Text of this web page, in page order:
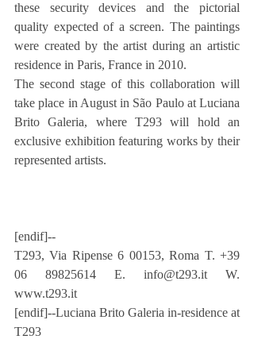
these security devices and the pictorial
quality expected of a screen. The paintings
were created by the artist during an artistic
residence in Paris, France in 2010.
The second stage of this collaboration will
take place in August in São Paulo at Luciana
Brito Galeria, where T293 will hold an
exclusive exhibition featuring works by their
represented artists.
[endif]--
T293, Via Ripense 6 00153, Roma T. +39
06 89825614 E. info@t293.it W.
www.t293.it
[endif]--Luciana Brito Galeria in-residence at
T293